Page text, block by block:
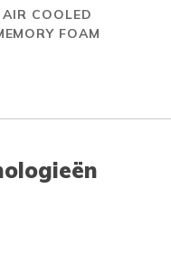
AIR COOLED
FOAM